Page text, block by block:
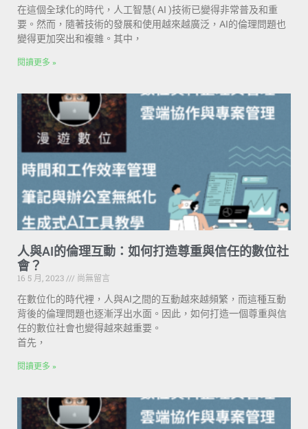
在這個全球化的時代，人工智慧( AI )技術已變得非常普及和重
要。然而，隨著技術的發展和使用越來越廣泛，AI的倫理問題也
變得更加突出和複雜。其中，
閱讀更多 »
人與AI的倫理互動：如何打造尊重與信任的數位社
會？
16 5 月, 2023
尚無留言
在數位化的時代裡，人與AI之間的互動越來越頻繁，而這種互動
背後的倫理問題也逐漸浮出水面。因此，如何打造一個尊重與信
任的數位社會也變得越來越重要。
首先，
閱讀更多 »